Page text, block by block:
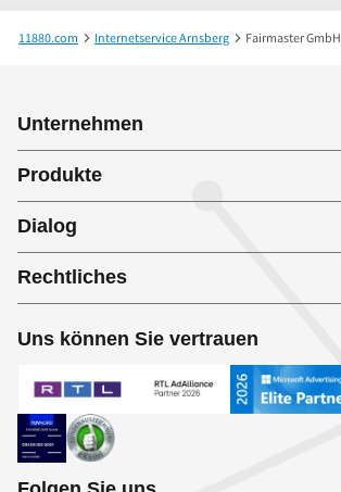
11880.com Internetservice Arnsberg Fairmaster GmbH
Unternehmen
Produkte
Dialog
Rechtliches
Uns können Sie vertrauen